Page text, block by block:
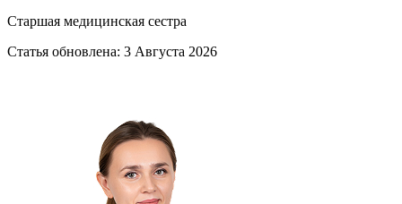
Старшая медицинская сестра
Статья обновлена: 3 Августа 2026